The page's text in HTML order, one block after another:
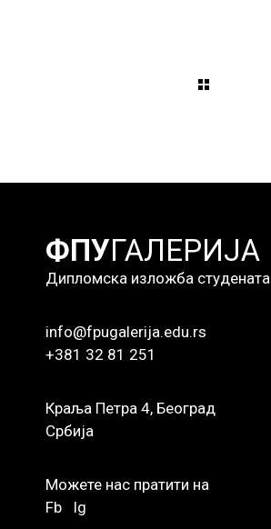
ФПУГАЛЕРИЈА
Дипломска изложба студената
info@fpugalerija.edu.rs
+381 32 81 251
Краља Петра 4, Београд
Србија
Можете нас пратити на
Fb
Ig